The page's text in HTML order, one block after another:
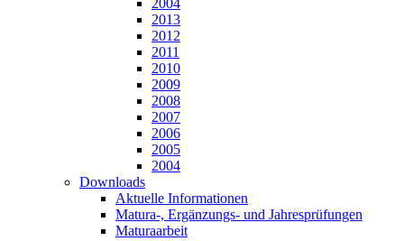
2004
2013
2012
2011
2010
2009
2008
2007
2006
2005
2004
Downloads
Aktuelle Informationen
Matura-, Ergänzungs- und Jahresprüfungen
Maturaarbeit